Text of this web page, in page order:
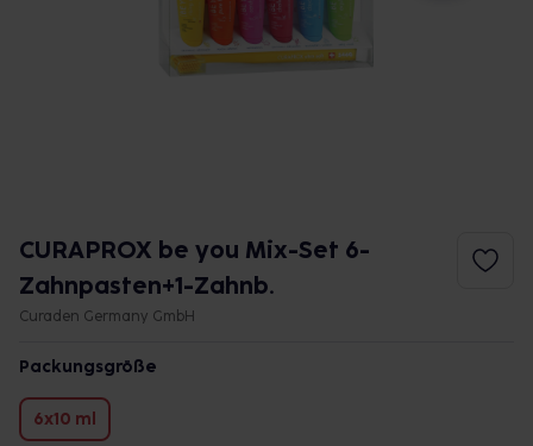
CURAPROX be you Mix-Set 6-
Zahnpasten+1-Zahnb.
Curaden Germany GmbH
Packungsgröße
6x10 ml